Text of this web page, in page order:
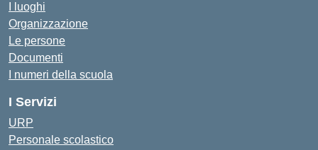
I luoghi
Organizzazione
Le persone
Documenti
I numeri della scuola
I Servizi
URP
Personale scolastico